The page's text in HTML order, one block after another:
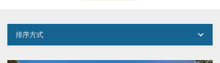
排序方式